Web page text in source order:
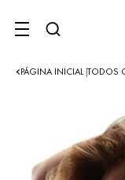
SITE MENU
PÁGINA INICIAL TODOS